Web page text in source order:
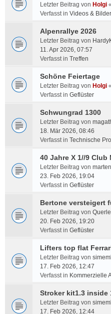
Letzter Beitrag von Holgi «
Verfasst in Videos & Bilder
Alpenrallye 2026
Letzter Beitrag von
11. Apr 2026, 07:57
Verfasst in Treffen
Schöne Feiertage
Letzter Beitrag von Holgi «
Verfasst in Geflüster
Schwungrad 1300
Letzter Beitrag von
18. Mär 2026, 08:46
Verfasst in Technische
40 Jahre X 1//9 Club
Letzter Beitrag von
23. Feb 2026, 19:04
Verfasst in Geflüster
Bertone versteigert
Letzter Beitrag von
20. Feb 2026, 19:20
Verfasst in Geflüster
Lifters top flat
Letzter Beitrag von
17. Feb 2026, 12:47
Verfasst in Kommerzielle
Stroker kit1.3 inside
Letzter Beitrag von
17. Feb 2026, 12:44